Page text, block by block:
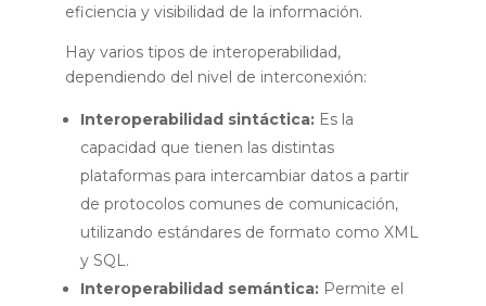
eficiencia y visibilidad de la información.
Hay varios tipos de interoperabilidad,
dependiendo del nivel de interconexión:
Interoperabilidad sintáctica:Es la
capacidad que tienen las distintas
plataformas para intercambiar datos a partir
de protocolos comunes de comunicación,
utilizando estándares de formato como XML
y SQL.
Interoperabilidad semántica:Permite el